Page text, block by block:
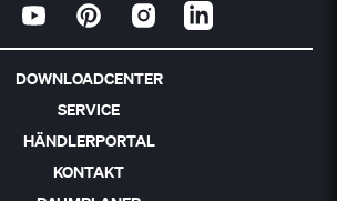
DOWNLOADCENTER
SERVICE
HÄNDLERPORTAL
KONTAKT